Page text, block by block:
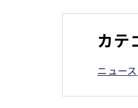
カテ
ニュース